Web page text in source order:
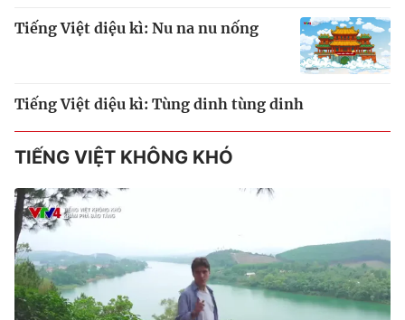
Tiếng Việt diệu kì: Nu na nu nống
Tiếng Việt diệu kì: Tùng dinh tùng dinh
TIẾNG VIỆT KHÔNG KHÓ